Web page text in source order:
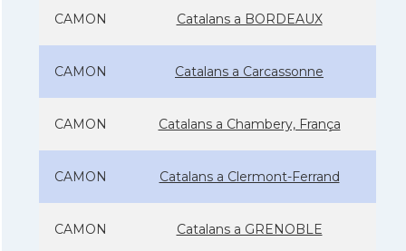
CAMON Catalans a BORDEAUX
CAMON Catalans a Carcassonne
CAMON Catalans a Chambery, França
CAMON Catalans a Clermont-Ferrand
CAMON Catalans a GRENOBLE